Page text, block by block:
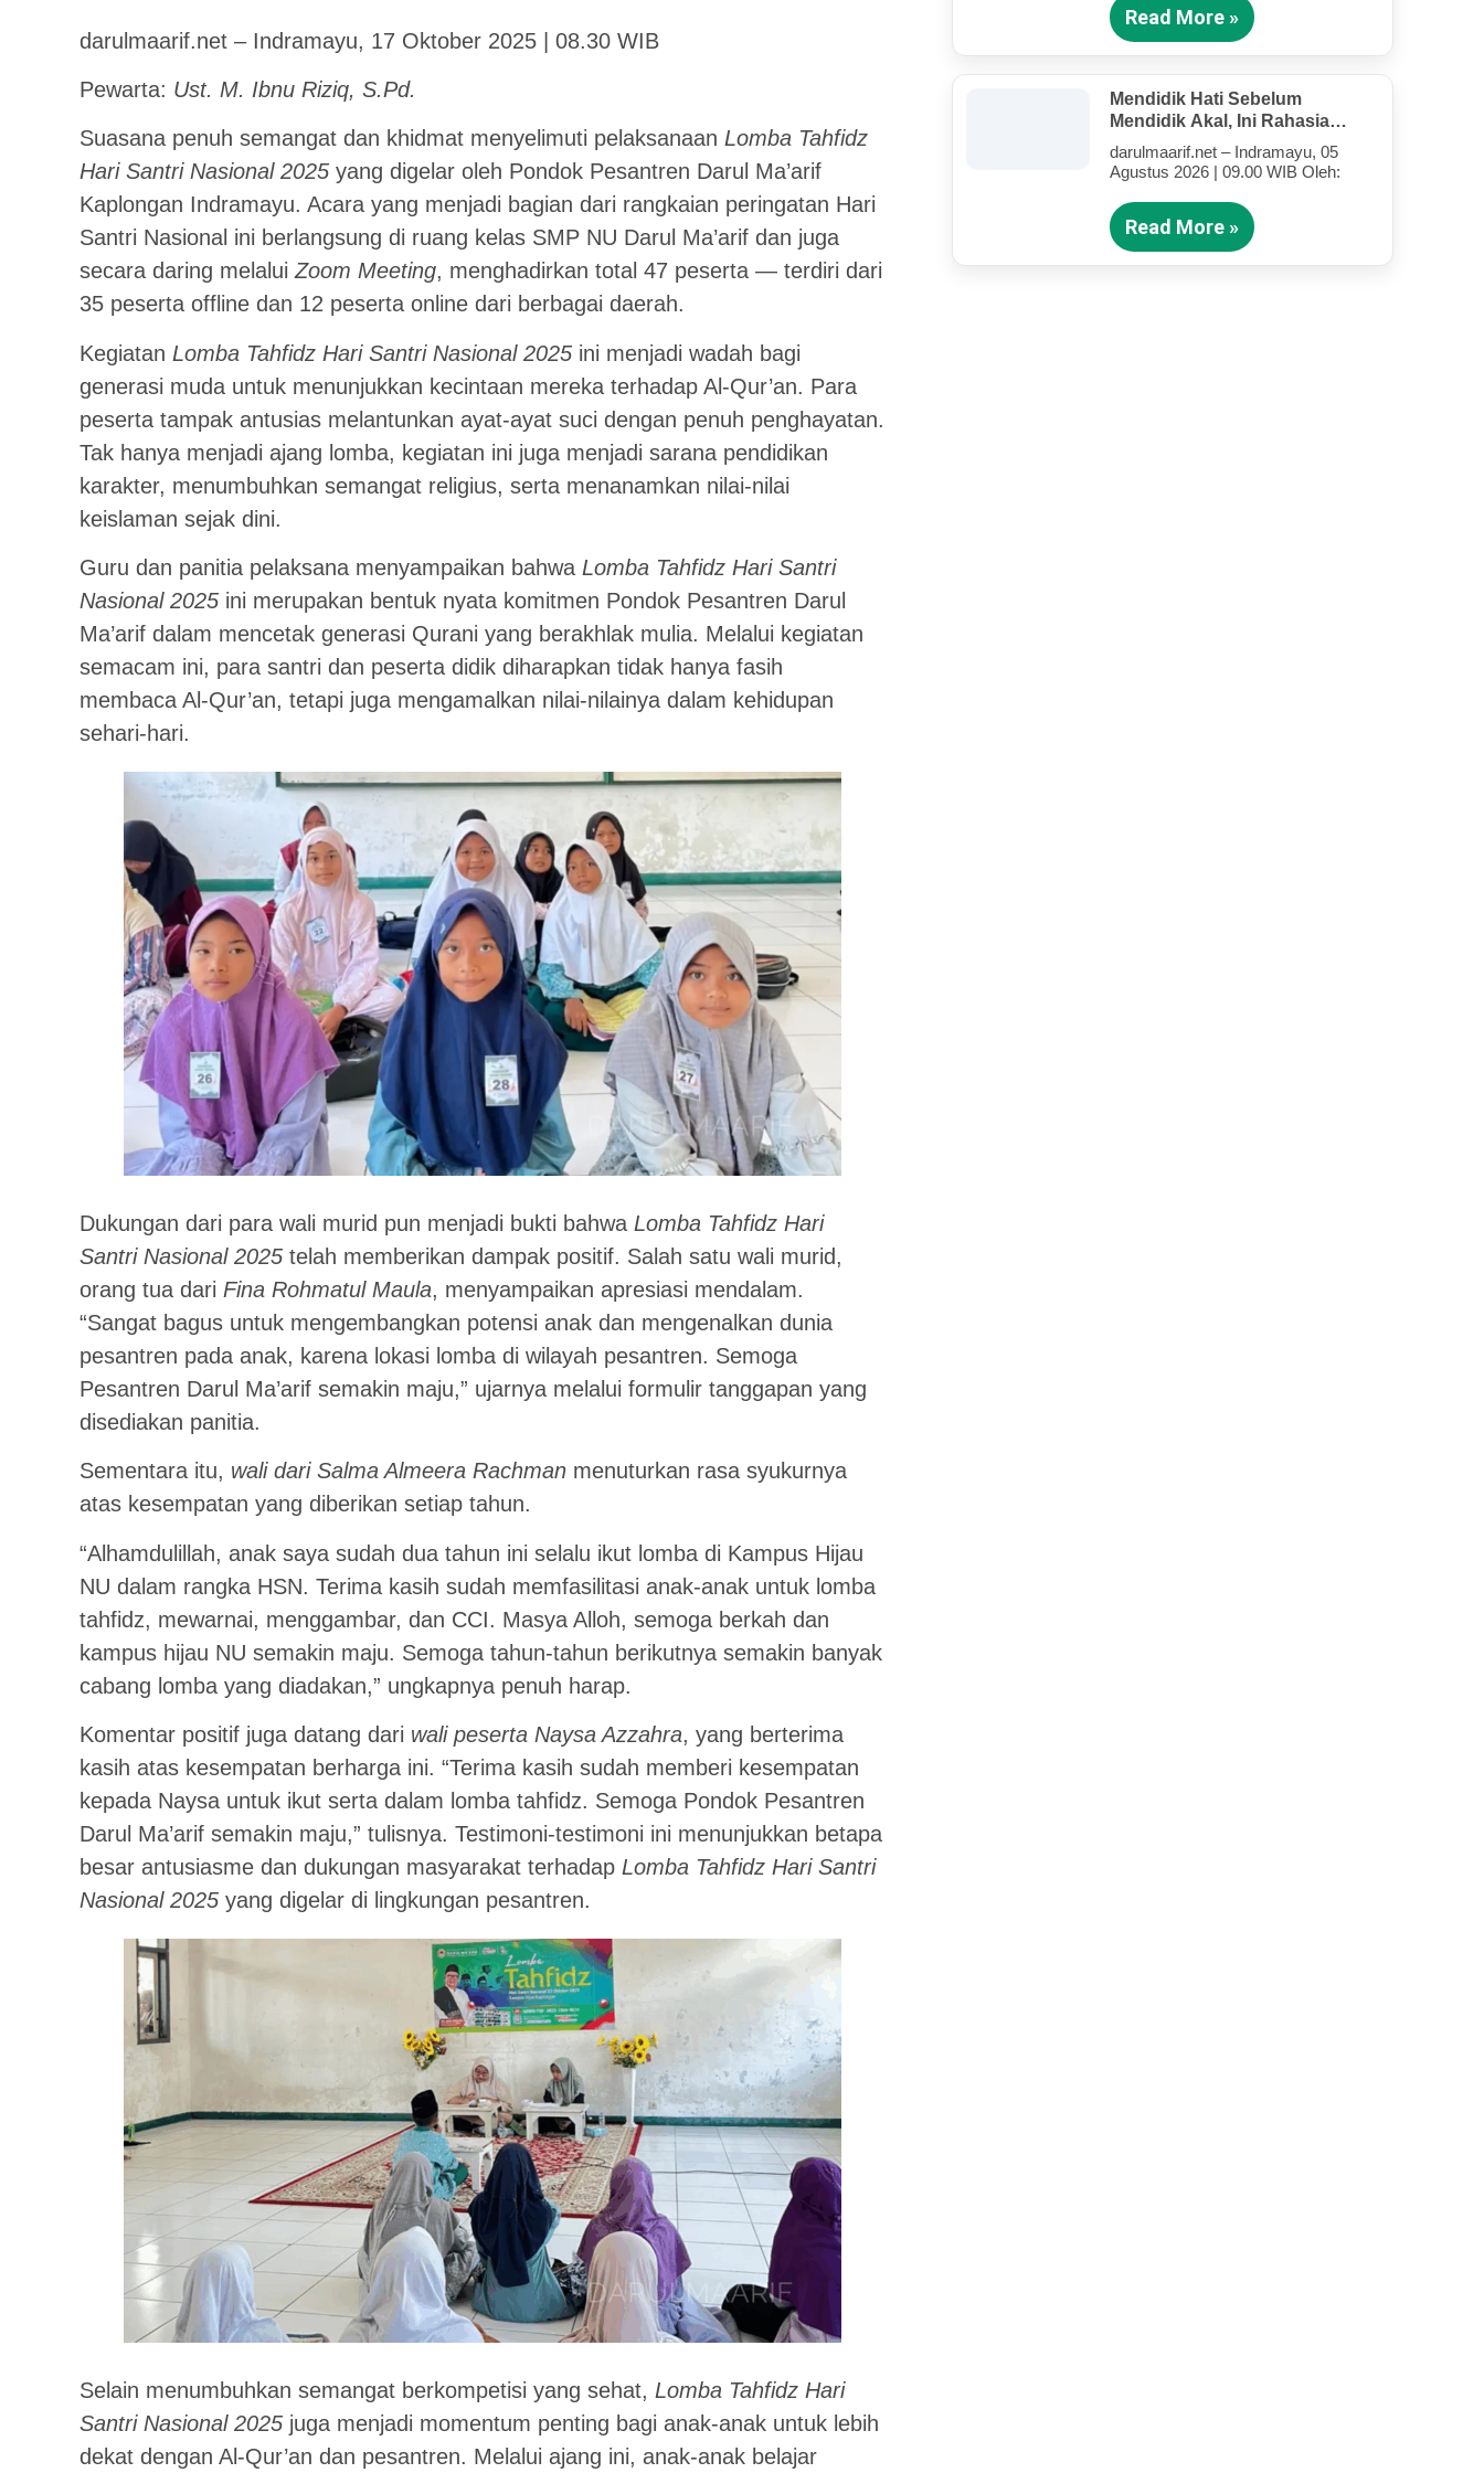
darulmaarif.net – Indramayu, 17 Oktober 2025 | 08.30 WIB
Pewarta: Ust. M. Ibnu Riziq, S.Pd.
Suasana penuh semangat dan khidmat menyelimuti pelaksanaan Lomba Tahfidz
Hari Santri Nasional 2025 yang digelar oleh Pondok Pesantren Darul Ma’arif
Kaplongan Indramayu. Acara yang menjadi bagian dari rangkaian peringatan Hari
Santri Nasional ini berlangsung di ruang kelas SMP NU Darul Ma’arif dan juga
secara daring melaluiZoom Meeting, menghadirkan total 47 peserta — terdiri dari
35 peserta offline dan 12 peserta online dari berbagai daerah.
Kegiatan Lomba Tahfidz Hari Santri Nasional 2025 ini menjadi wadah bagi
generasi muda untuk menunjukkan kecintaan mereka terhadap Al-Qur’an. Para
peserta tampak antusias melantunkan ayat-ayat suci dengan penuh penghayatan.
Tak hanya menjadi ajang lomba, kegiatan ini juga menjadi sarana pendidikan
karakter, menumbuhkan semangat religius, serta menanamkan nilai-nilai
keislaman sejak dini.
Guru dan panitia pelaksana menyampaikan bahwa Lomba Tahfidz Hari Santri
Nasional 2025 ini merupakan bentuk nyata komitmen Pondok Pesantren Darul
Ma’arif dalam mencetak generasi Qurani yang berakhlak mulia. Melalui kegiatan
semacam ini, para santri dan peserta didik diharapkan tidak hanya fasih
membaca Al-Qur’an, tetapi juga mengamalkan nilai-nilainya dalam kehidupan
sehari-hari.
Dukungan dari para wali murid pun menjadi bukti bahwa Lomba Tahfidz Hari
Santri Nasional 2025 telah memberikan dampak positif. Salah satu wali murid,
orang tua dari Fina Rohmatul Maula, menyampaikan apresiasi mendalam.
“Sangat bagus untuk mengembangkan potensi anak dan mengenalkan dunia
pesantren pada anak, karena lokasi lomba di wilayah pesantren. Semoga
Pesantren Darul Ma’arif semakin maju,” ujarnya melalui formulir tanggapan yang
disediakan panitia.
Sementara itu, wali dari Salma Almeera Rachman menuturkan rasa syukurnya
atas kesempatan yang diberikan setiap tahun.
“Alhamdulillah, anak saya sudah dua tahun ini selalu ikut lomba di Kampus Hijau
NU dalam rangka HSN. Terima kasih sudah memfasilitasi anak-anak untuk lomba
tahfidz, mewarnai, menggambar, dan CCI. Masya Alloh, semoga berkah dan
kampus hijau NU semakin maju. Semoga tahun-tahun berikutnya semakin banyak
cabang lomba yang diadakan,” ungkapnya penuh harap.
Komentar positif juga datang dari wali peserta Naysa Azzahra, yang berterima
kasih atas kesempatan berharga ini. “Terima kasih sudah memberi kesempatan
kepada Naysa untuk ikut serta dalam lomba tahfidz. Semoga Pondok Pesantren
Darul Ma’arif semakin maju,” tulisnya. Testimoni-testimoni ini menunjukkan betapa
besar antusiasme dan dukungan masyarakat terhadap Lomba Tahfidz Hari Santri
Nasional 2025 yang digelar di lingkungan pesantren.
Selain menumbuhkan semangat berkompetisi yang sehat, Lomba Tahfidz Hari
Santri Nasional 2025 juga menjadi momentum penting bagi anak-anak untuk lebih
dekat dengan Al-Qur’an dan pesantren. Melalui ajang ini, anak-anak belajar
Read More »
Mendidik Hati Sebelum
Mendidik Akal, Ini Rahasia
Tarbiyah Rosululloh SAW Bagi
Anak-Anak Yang Terluka
(Bagian III)
darulmaarif.net – Indramayu, 05
Agustus 2026 | 09.00 WIB Oleh:
Read More »